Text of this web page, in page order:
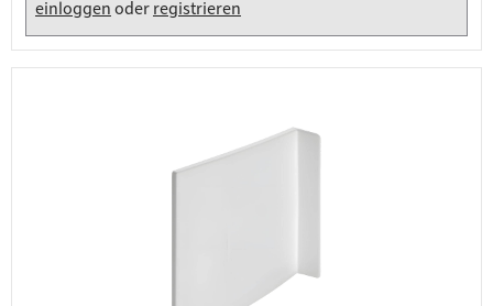
einloggenoderregistrieren